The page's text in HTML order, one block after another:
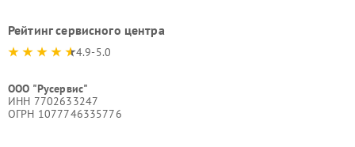
Рейтинг сервисного центра
4.9-5.0
ООО "Русервис"
ИНН 7702633247
ОГРН 1077746335776